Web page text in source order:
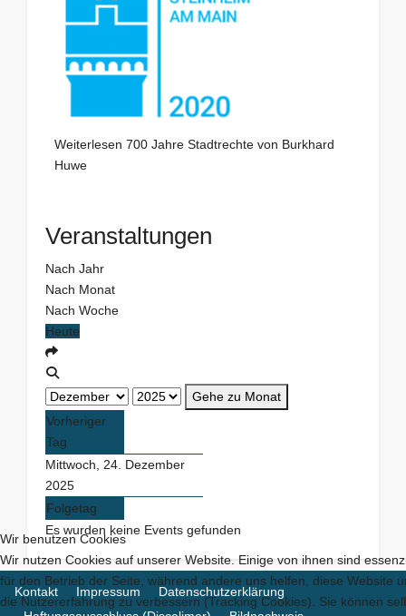
Weiterlesen 700 Jahre Stadtrechte von Burkhard
Huwe
Veranstaltungen
Nach Jahr
Nach Monat
Nach Woche
Heute
Gehe zu Monat
Vorheriger
Tag
Mittwoch, 24. Dezember
2025
Folgetag
Es wurden keine Events gefunden
Kontakt Impressum
Datenschutzerklärung
Wir benutzen Cookies
Wir nutzen Cookies auf unserer Website. Einige von ihnen sind
für den Betrieb der Seite, während andere uns helfen, diese Website
die Nutzererfahrung zu verbessern (Tracking Cookies). Sie können